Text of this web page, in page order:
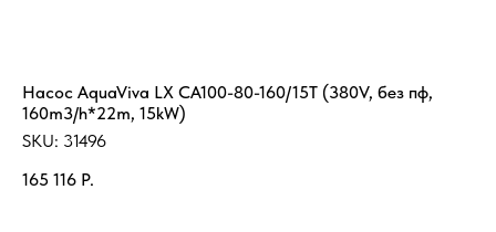
Насос AquaViva LX CA100-80-160/15T (380V, без пф,
160m3/h*22m, 15kW)
SKU: 31496
165 116 Р.